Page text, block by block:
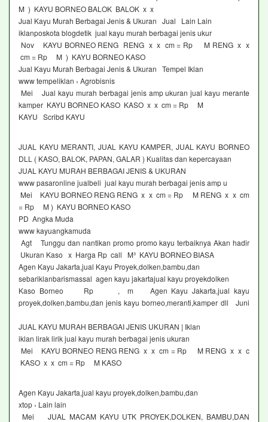
M ) KAYU BORNEO BALOK BALOK x x
Jual Kayu Murah Berbagai Jenis & Ukuran Jual Lain Lain
iklanposkota blogdetik jual kayu murah berbagai jenis ukur
Nov KAYU BORNEO RENG RENG x x cm = Rp M RENG x x
cm = Rp M ) KAYU BORNEO KASO
Jual Kayu Murah Berbagai Jenis & Ukuran Tempel Iklan
www tempeliklan › Agrobisnis
Mei Jual kayu murah berbagai jenis amp ukuran jual kayu merante
kamper KAYU BORNEO KASO KASO x x cm = Rp M
KAYU Scribd KAYU
JUAL KAYU MERANTI, JUAL KAYU KAMPER, JUAL KAYU BORNEO
DLL ( KASO, BALOK, PAPAN, GALAR ) Kualitas dan kepercayaan
JUAL KAYU MURAH BERBAGAI JENIS & UKURAN
www pasaronline jualbeli jual kayu murah berbagai jenis amp u
Mei KAYU BORNEO RENG RENG x x cm = Rp M RENG x x cm
= Rp M ) KAYU BORNEO KASO
PD Angka Muda
www kayuangkamuda
Agt Tunggu dan nantikan promo promo kayu terbaiknya Akan hadir
Ukuran Kaso x Harga Rp call M³ KAYU BORNEO BIASA
Agen Kayu Jakarta,jual Kayu Proyek,dolken,bambu,dan
sebariklanbarismassal agen kayu jakartajual kayu proyekdolken
Kaso Borneo Rp , m Agen Kayu Jakarta,jual kayu
proyek,dolken,bambu,dan jenis kayu borneo,meranti,kamper dll Juni
JUAL KAYU MURAH BERBAGAI JENIS UKURAN | Iklan
iklan lirak lirik jual kayu murah berbagai jenis ukuran
Mei KAYU BORNEO RENG RENG x x cm = Rp M RENG x x c
KASO x x cm = Rp M KASO
Agen Kayu Jakarta,jual kayu proyek,dolken,bambu,dan
xtop › Lain lain
Mei JUAL MACAM KAYU UTK PROYEK,DOLKEN, BAMBU,DAN